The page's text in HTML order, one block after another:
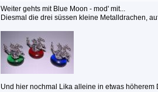
Weiter gehts mit Blue Moon - mod' mit...
Diesmal die drei süssen kleine Metalldrachen,
Und hier nochmal Lika alleine in etwas höherem